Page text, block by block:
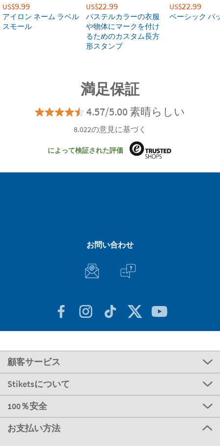
US$9.99
アイロン ネーム ラベル
スモール
US$22.99
パステルカラーの衣服
や物体にマークを付け
るためのカスタム長方
形スタンプ
US$22.99
ベーシック パ
満足保証
4.57/5.00 素晴らしい
8.022の意見に基づく
によって検証された評価
お問い合わせ
顧客サービス
Stiketsについて
100％安全
お支払い方法